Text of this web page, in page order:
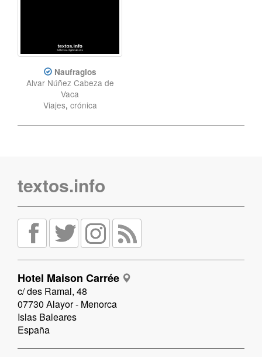
Naufragios
Alvar Núñez Cabeza de
Vaca
Viajes, crónica
textos.info
Hotel Maison Carrée
c/ des Ramal, 48
07730 Alayor - Menorca
Islas Baleares
España